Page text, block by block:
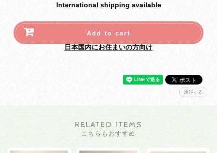
International shipping available
Add to cart
日本国内にお住まいの方向け
通報する
RELATED ITEMS
こちらもおすすめ